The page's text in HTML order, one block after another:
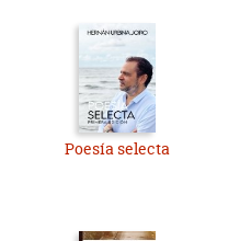
Poesía selecta